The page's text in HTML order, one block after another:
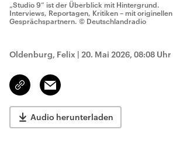
„Studio 9“ ist der Überblick mit Hintergrund.
Interviews, Reportagen, Kritiken – mit originellen
Gesprächspartnern. © Deutschlandradio
Oldenburg, Felix | 20. Mai 2026, 08:08 Uhr
Link
kopieren/teilen
Email
Audio herunterladen